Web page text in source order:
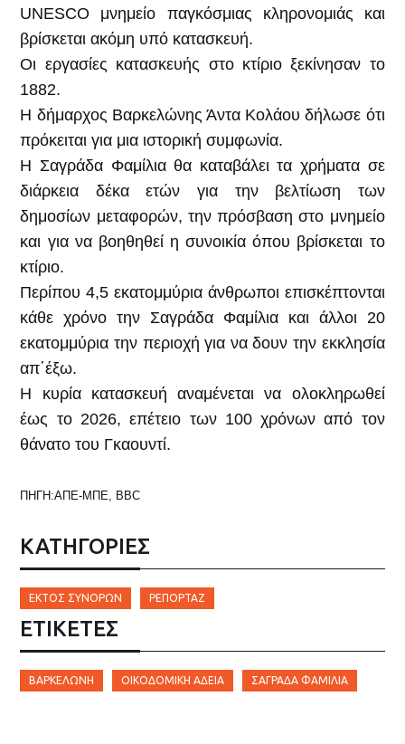
UNESCO μνημείο παγκόσμιας κληρονομιάς και
βρίσκεται ακόμη υπό κατασκευή.
Οι εργασίες κατασκευής στο κτίριο ξεκίνησαν το
1882.
Η δήμαρχος Βαρκελώνης Άντα Κολάου δήλωσε ότι
πρόκειται για μια ιστορική συμφωνία.
Η Σαγράδα Φαμίλια θα καταβάλει τα χρήματα σε
διάρκεια δέκα ετών για την βελτίωση των
δημοσίων μεταφορών, την πρόσβαση στο μνημείο
και για να βοηθηθεί η συνοικία όπου βρίσκεται το
κτίριο.
Περίπου 4,5 εκατομμύρια άνθρωποι επισκέπτονται
κάθε χρόνο την Σαγράδα Φαμίλια και άλλοι 20
εκατομμύρια την περιοχή για να δουν την εκκλησία
απ΄έξω.
Η κυρία κατασκευή αναμένεται να ολοκληρωθεί
έως το 2026, επέτειο των 100 χρόνων από τον
θάνατο του Γκαουντί.
ΠΗΓΗ:ΑΠΕ-ΜΠΕ, BBC
ΚΑΤΗΓΟΡΙΕΣ
ΕΚΤΌΣ ΣΥΝΌΡΩΝ ΡΕΠΟΡΤΆΖ
ΕΤΙΚΈΤΕΣ
ΒΑΡΚΕΛΏΝΗ ΟΙΚΟΔΟΜΙΚΉ ΆΔΕΙΑ ΣΑΓΡΆΔΑ ΦΑΜΊΛΙΑ